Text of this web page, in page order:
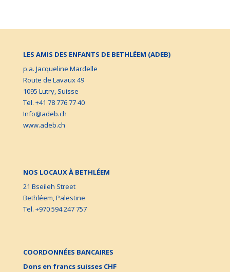
LES AMIS DES ENFANTS DE BETHLÉEM (ADEB)
p.a. Jacqueline Mardelle
Route de Lavaux 49
1095 Lutry, Suisse
Tel. +41 78 776 77 40
Info@adeb.ch
www.adeb.ch
NOS LOCAUX À BETHLÉEM
21 Bseileh Street
Bethléem, Palestine
Tel. +970 594 247 757
COORDONNÉES BANCAIRES
Dons en francs suisses CHF